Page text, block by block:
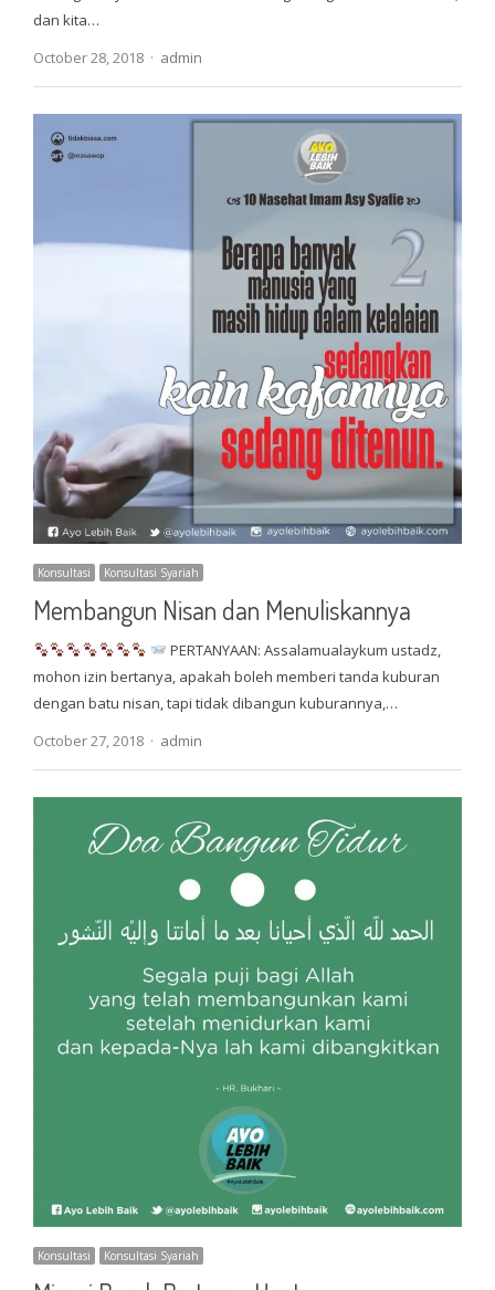
dan kita…
October 28, 2018
Author
admin
Konsultasi Konsultasi Syariah
Membangun Nisan dan Menuliskannya
PERTANYAAN: Assalamualaykum ustadz,
mohon izin bertanya, apakah boleh memberi tanda kuburan
dengan batu nisan, tapi tidak dibangun kuburannya,…
October 27, 2018
Author
admin
Konsultasi Konsultasi Syariah